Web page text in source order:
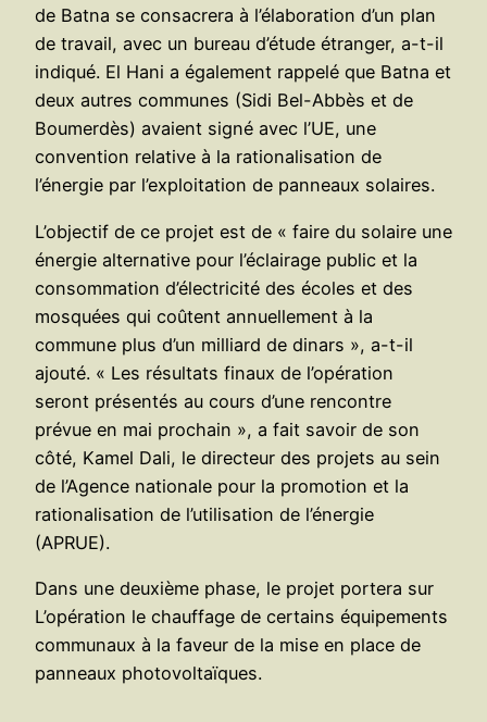
de Batna se consacrera à l’élaboration d’un plan
de travail, avec un bureau d’étude étranger, a-t-il
indiqué. El Hani a également rappelé que Batna et
deux autres communes (Sidi Bel-Abbès et de
Boumerdès) avaient signé avec l’UE, une
convention relative à la rationalisation de
l’énergie par l’exploitation de panneaux solaires.
L’objectif de ce projet est de « faire du solaire une
énergie alternative pour l’éclairage public et la
consommation d’électricité des écoles et des
mosquées qui coûtent annuellement à la
commune plus d’un milliard de dinars », a-t-il
ajouté. « Les résultats finaux de l’opération
seront présentés au cours d’une rencontre
prévue en mai prochain », a fait savoir de son
côté, Kamel Dali, le directeur des projets au sein
de l’Agence nationale pour la promotion et la
rationalisation de l’utilisation de l’énergie
(APRUE).
Dans une deuxième phase, le projet portera sur
L’opération le chauffage de certains équipements
communaux à la faveur de la mise en place de
panneaux photovoltaïques.